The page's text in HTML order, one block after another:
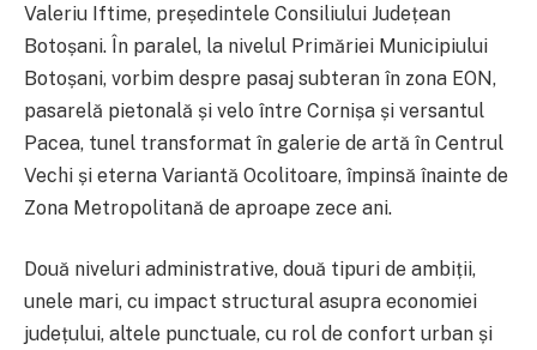
Valeriu Iftime, președintele Consiliului Județean
Botoșani. În paralel, la nivelul Primăriei Municipiului
Botoșani, vorbim despre pasaj subteran în zona EON,
pasarelă pietonală și velo între Cornișa și versantul
Pacea, tunel transformat în galerie de artă în Centrul
Vechi și eterna Variantă Ocolitoare, împinsă înainte de
Zona Metropolitană de aproape zece ani.
Două niveluri administrative, două tipuri de ambiții,
unele mari, cu impact structural asupra economiei
județului, altele punctuale, cu rol de confort urban și